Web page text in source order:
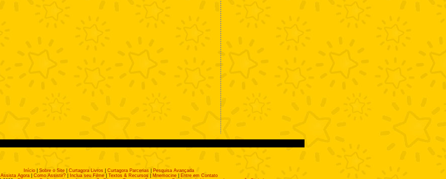
Início Sobre o Site Curtagora Livros Curtagora Parcerias
Pesquisa Avançada
Assista Agora| Como Assistir?| Inclua seu Filme| Textos & Recursos Mnemocine|
Entre em Contato